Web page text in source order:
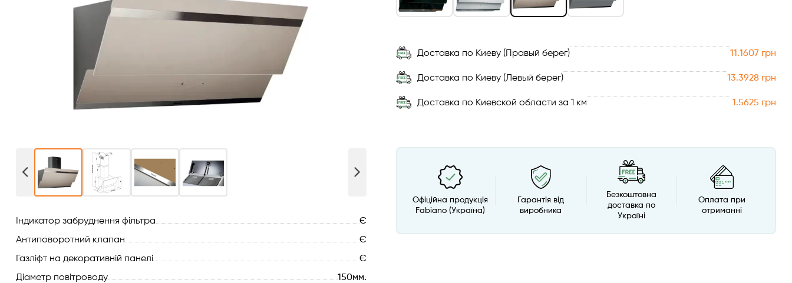
Витяжки для кухні
Варильні поверхні
Мікрохвильові печі
Пральні машини
Сушильні машини
Холодильне обладнання
Сантехніка
Переглянути всі
Індикатор забруднення фільтра
Є
Антиповоротний клапан
Є
Газліфт на декоративній панелі
Є
Діаметр повітроводу
150мм.
Доставка по Киеву (Правый берег) 11.1607 грн
Доставка по Киеву (Левый берег) 13.3928 грн
Доставка по Киевской области за 1 км 1.5625 грн
Офіційна продукція
Fabiano (Україна)
Гарантія від
виробника
Безкоштовна
доставка по
Україні
Оплата при
отриманні